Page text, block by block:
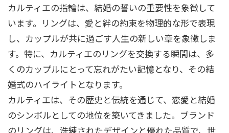
カルティエの指輪は、結婚の誓いの重要性を象徴して
います。リングは、愛と絆の約束を物理的な形で表現
し、カップルが共に過ごす人生の新しい章を象徴しま
す。特に、カルティエのリングを交換する瞬間は、多
くのカップルにとって忘れがたい記憶となり、その結
婚式のハイライトとなります。
カルティエは、その歴史と伝統を通じて、恋愛と結婚
のシンボルとしての地位を築いてきました。ブランド
のリングは、洗練されたデザインと優れた品質で、世